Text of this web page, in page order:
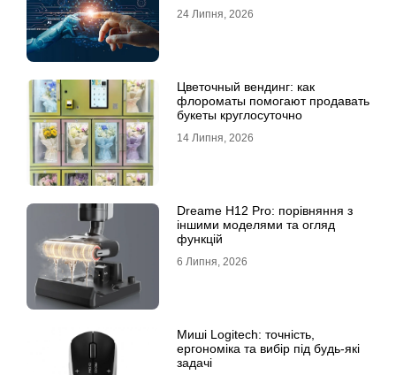
24 Липня, 2026
Цветочный вендинг: как
флороматы помогают продавать
букеты круглосуточно
14 Липня, 2026
Dreame H12 Pro: порівняння з
іншими моделями та огляд
функцій
6 Липня, 2026
Миші Logitech: точність,
ергономіка та вибір під будь-які
задачі